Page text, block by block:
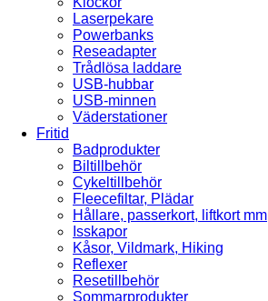
Laserpekare
Powerbanks
Reseadapter
Trådlösa laddare
USB-hubbar
USB-minnen
Väderstationer
Fritid
Badprodukter
Biltillbehör
Cykeltillbehör
Fleecefiltar, Plädar
Hållare, passerkort, liftkort mm
Isskapor
Kåsor, Vildmark, Hiking
Reflexer
Resetillbehör
Sommarprodukter